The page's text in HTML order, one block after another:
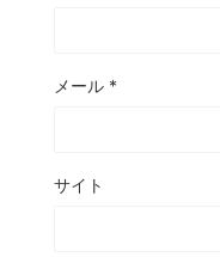
メール *
サイト